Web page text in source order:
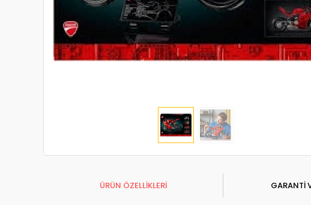
ÜRÜN ÖZELLİKLERİ GARANTİ